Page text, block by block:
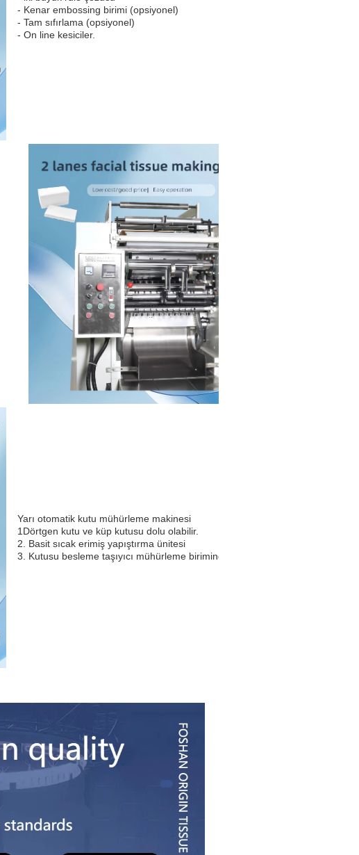
- Kenar embossing birimi (opsiyonel)
- Tam sıfırlama (opsiyonel)
- On line kesiciler.
Yarı otomatik kutu mühürleme makinesi
1Dörtgen kutu ve küp kutusu dolu olabilir.
2. Basit sıcak erimiş yapıştırma ünitesi
3. Kutusu besleme taşıyıcı mühürleme biriminden önce